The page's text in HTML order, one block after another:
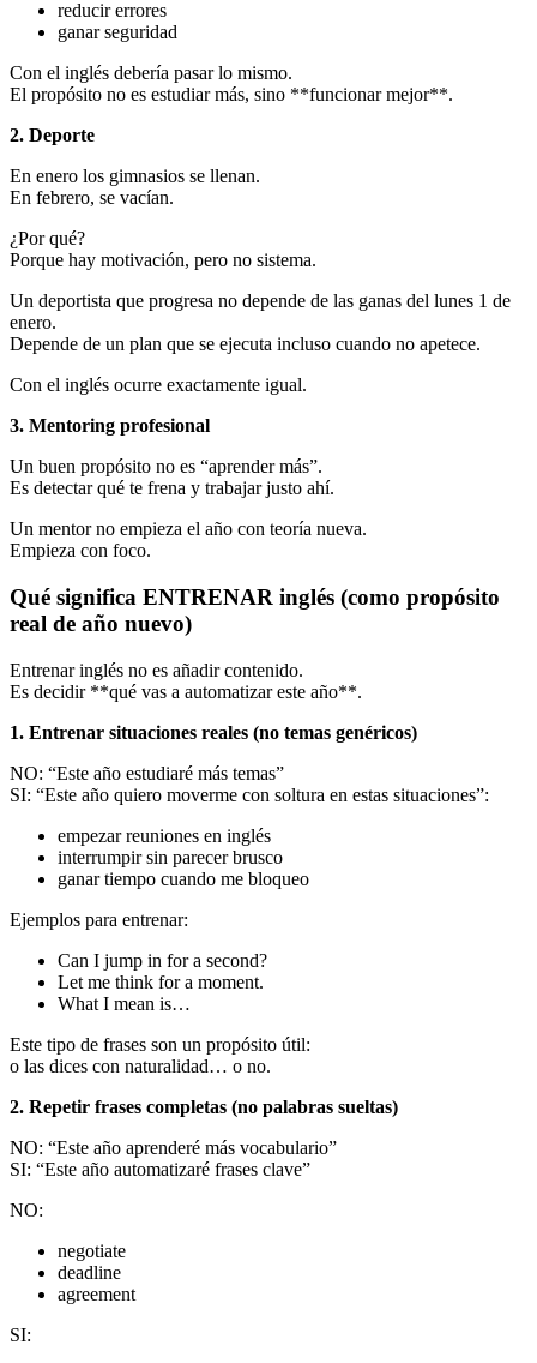
reducir errores
ganar seguridad
Con el inglés debería pasar lo mismo.
El propósito no es estudiar más, sino **funcionar mejor**.
2. Deporte
En enero los gimnasios se llenan.
En febrero, se vacían.
¿Por qué?
Porque hay motivación, pero no sistema.
Un deportista que progresa no depende de las ganas del lunes 1 de
enero.
Depende de un plan que se ejecuta incluso cuando no apetece.
Con el inglés ocurre exactamente igual.
3. Mentoring profesional
Un buen propósito no es “aprender más”.
Es detectar qué te frena y trabajar justo ahí.
Un mentor no empieza el año con teoría nueva.
Empieza con foco.
Qué significa ENTRENAR inglés (como propósito
real de año nuevo)
Entrenar inglés no es añadir contenido.
Es decidir **qué vas a automatizar este año**.
1. Entrenar situaciones reales (no temas genéricos)
NO: “Este año estudiaré más temas”
SI: “Este año quiero moverme con soltura en estas situaciones”:
empezar reuniones en inglés
interrumpir sin parecer brusco
ganar tiempo cuando me bloqueo
Ejemplos para entrenar:
Can I jump in for a second?
Let me think for a moment.
What I mean is…
Este tipo de frases son un propósito útil:
o las dices con naturalidad… o no.
2. Repetir frases completas (no palabras sueltas)
NO: “Este año aprenderé más vocabulario”
SI: “Este año automatizaré frases clave”
NO:
negotiate
deadline
agreement
SI: